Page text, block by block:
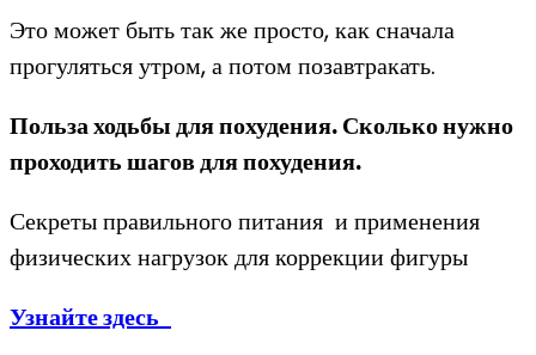
Это может быть так же просто, как сначала
прогуляться утром, а потом позавтракать.
Польза ходьбы для похудения. Сколько нужно
проходить шагов для похудения.
Секреты правильного питания и применения
физических нагрузок для коррекции фигуры
Узнайте здесь